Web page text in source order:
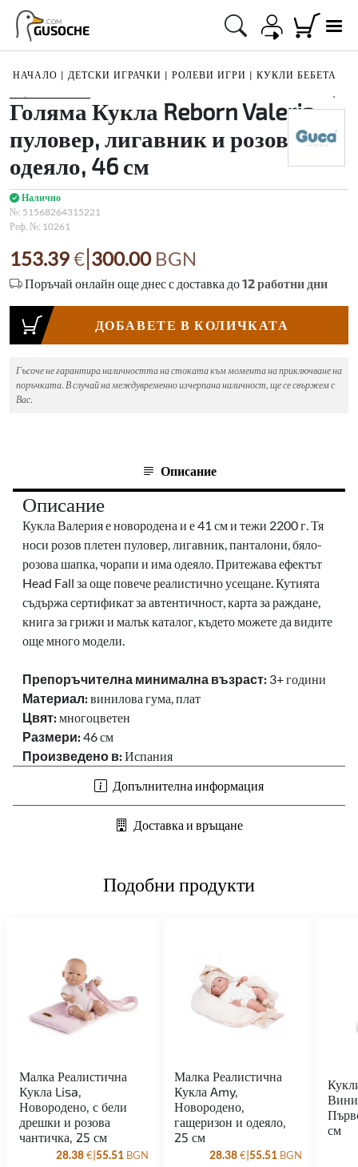
GUSOCHE
.COM
НАЧАЛО | ДЕТСКИ ИГРАЧКИ | РОЛЕВИ ИГРИ | КУКЛИ БЕБЕТА
1/2
Голяма Кукла Reborn Valeria, с
пуловер, лигавник и розово
одеяло, 46 см
Налично
№: 51568264315221
Реф. №: 10261
153.39€|300.00 BGN
Поръчай онлайн още днес с доставка до12работни дни
ДОБАВЕТЕ В КОЛИЧКАТА
Гъсоче не гарантира наличността на стоката към момента на приключване на
поръчката. В случай на междувременно изчерпана наличност, ще се свържем с
Вас.
Описание
Описание
Кукла Валерия е новородена и е 41 см и тежи 2200 г. Тя
носи розов плетен пуловер, лигавник, панталони, бяло-
розова шапка, чорапи и има одеяло. Притежава ефектът
Head Fall за още повече реалистично усещане. Кутията
съдържа сертификат за автентичност, карта за раждане,
книга за грижи и малък каталог, където можете да видите
още много модели.
Препоръчителна минимална възраст: 3+ години
Материал: винилова гума, плат
Цвят: многоцветен
Размери: 46 см
Произведено в: Испания
Допълнителна информация
Доставка и връщане
Подобни продукти
Малка Реалистична
Кукла Lisa,
Новородено, с бели
дрешки и розова
чантичка, 25 см
28.38€|55.51 BGN
Малка Реалистична
Кукла Amy,
Новородено,
гащеризон и одеяло,
25 см
28.38€|55.51 BGN
см